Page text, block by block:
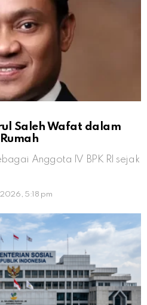
Saleh Wafat dalam
Anggota IV BPK RI sejak
5:18 pm